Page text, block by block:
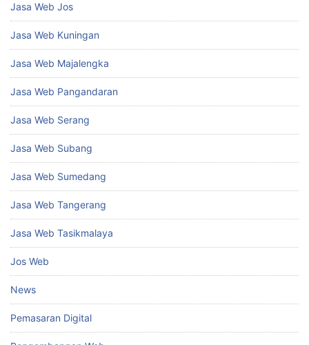
Jasa Web Jos
Jasa Web Kuningan
Jasa Web Majalengka
Jasa Web Pangandaran
Jasa Web Serang
Jasa Web Subang
Jasa Web Sumedang
Jasa Web Tangerang
Jasa Web Tasikmalaya
Jos Web
News
Pemasaran Digital